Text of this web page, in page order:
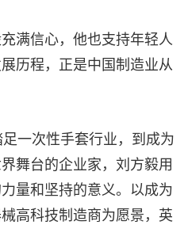
满信心，他也支持年轻人
历程，正是中国制造业从
一次性手套行业，到成为
舞台的企业家，刘方毅用
量和坚持的意义。以成为
高科技制造商为愿景，英